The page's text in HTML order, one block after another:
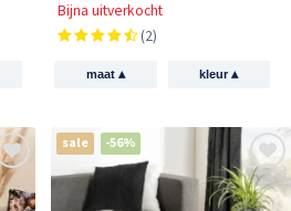
Bijna uitverkocht
(2)
maat ▴ kleur▴
sale -56%